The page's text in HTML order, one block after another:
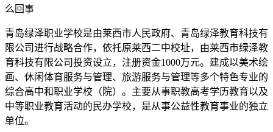
么回事
青岛绿泽职业学校是由莱西市人民政府、青岛绿泽教育科技有
限公司进行战略合作，依托原莱西二中校址，由莱西市绿泽教
育科技有限公司投资设立，注册资金1000万元。建成以美术绘
画、休闲体育服务与管理、旅游服务与管理等多个特色专业的
综合高中和职业学校（院）。主要从事职教高考学历教育以及
中等职业教育活动的民办学校，是从事公益性教育事业的独立
单位。